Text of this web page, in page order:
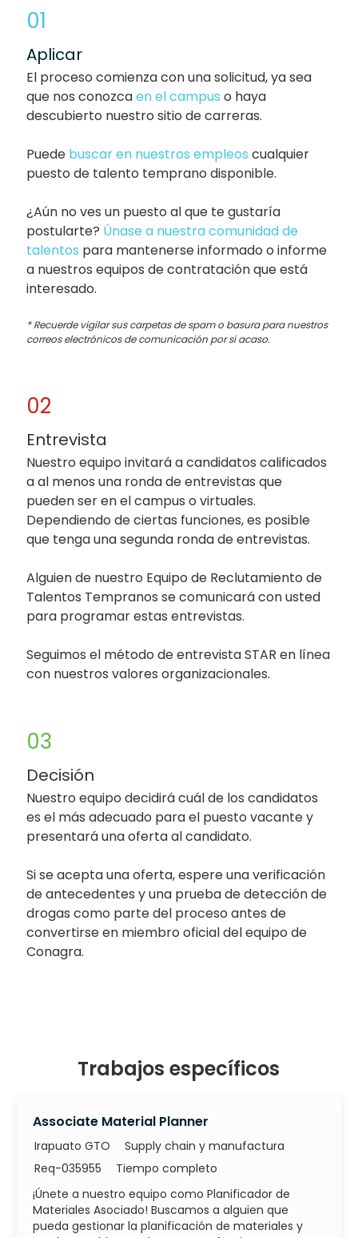
01
Aplicar
El proceso comienza con una solicitud, ya sea
que nos conozcaen el campus o haya
descubierto nuestro sitio de carreras.
Puede buscar en nuestros empleos cualquier
puesto de talento temprano disponible.
¿Aún no ves un puesto al que te gustaría
postularte? Únase a nuestra comunidad de
talentos para mantenerse informado o informe
a nuestros equipos de contratación que está
interesado.
* Recuerde vigilar sus carpetas de spam o basura para nuestros
correos electrónicos de comunicación por si acaso.
02
Entrevista
Nuestro equipo invitará a candidatos calificados
a al menos una ronda de entrevistas que
pueden ser en el campus o virtuales.
Dependiendo de ciertas funciones, es posible
que tenga una segunda ronda de entrevistas.
Alguien de nuestro Equipo de Reclutamiento de
Talentos Tempranos se comunicará con usted
para programar estas entrevistas.
Seguimos el método de entrevista STAR en línea
con nuestros valores organizacionales.
03
Decisión
Nuestro equipo decidirá cuál de los candidatos
es el más adecuado para el puesto vacante y
presentará una oferta al candidato.
Si se acepta una oferta, espere una verificación
de antecedentes y una prueba de detección de
drogas como parte del proceso antes de
convertirse en miembro oficial del equipo de
Conagra.
Trabajos específicos
Associate Material Planner
Irapuato GTO Categoría
Supply chain y manufactura
ID de trabajo
Req-035955 Tipo de trabajo
Tiempo completo
¡Únete a nuestro equipo como Planificador de
Materiales Asociado! Buscamos a alguien que
pueda gestionar la planificación de materiales y